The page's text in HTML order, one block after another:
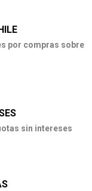
por compras sobre
sin intereses